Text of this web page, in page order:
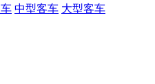
中型客车 大型客车